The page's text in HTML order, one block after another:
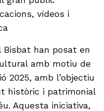
vídeos i
Bisbat han posat en
amb motiu de
2025, amb l’objectiu
històric i patrimonial
Aquesta iniciativa,